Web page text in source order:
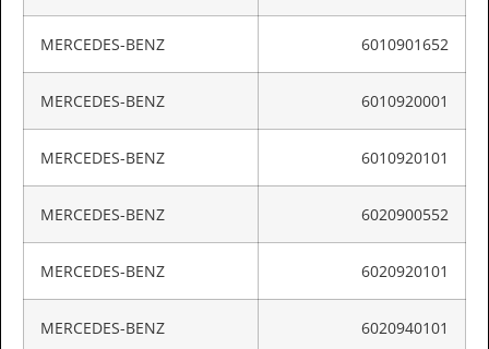
MERCEDES-BENZ 6010901652
MERCEDES-BENZ 6010920001
MERCEDES-BENZ 6010920101
MERCEDES-BENZ 6020900552
MERCEDES-BENZ 6020920101
MERCEDES-BENZ 6020940101